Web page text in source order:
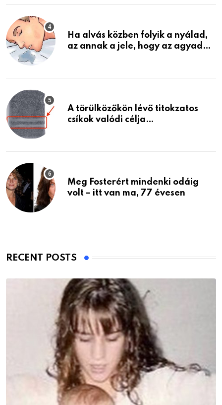
életemet
Ha alvás közben folyik a nyálad,
az annak a jele, hogy az agyad…
A törülközőkön lévő titokzatos
csíkok valódi célja…
Meg Fosterért mindenki odáig
volt – itt van ma, 77 évesen
RECENT POSTS